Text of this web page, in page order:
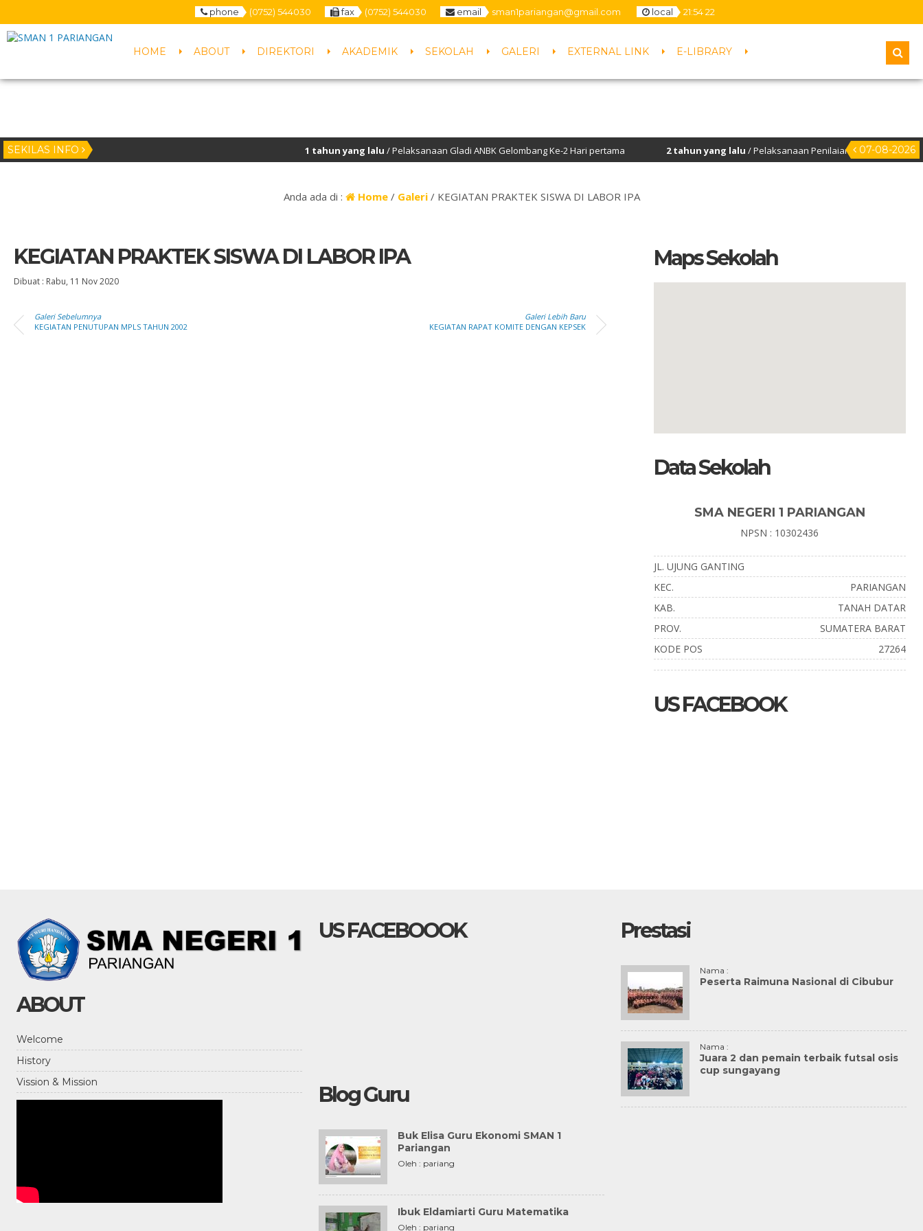
phone (0752) 544030 fax (0752) 544030 email sman1pariangan@gmail.com local 21:54 22
HOME ABOUT DIREKTORI AKADEMIK SEKOLAH GALERI EXTERNAL LINK E-LIBRARY
SEKILAS INFO 07-08-2026
1 tahun yang lalu/ Pelaksanaan Gladi ANBK Gelombang Ke-2 Hari pertama 2 tahun yang lalu/ Pelaksanaan Penilaian Kinerja Kepala
Anda ada di : Home/ Galeri/ KEGIATAN PRAKTEK SISWA DI LABOR IPA
KEGIATAN PRAKTEK SISWA DI LABOR IPA
Dibuat : Rabu, 11 Nov 2020
Galeri Sebelumnya
KEGIATAN PENUTUPAN MPLS TAHUN 2002
Galeri Lebih Baru
KEGIATAN RAPAT KOMITE DENGAN KEPSEK
Maps Sekolah
Data Sekolah
SMA NEGERI 1 PARIANGAN
NPSN : 10302436
JL. UJUNG GANTING
KEC.
PARIANGAN
KAB.
TANAH DATAR
PROV.
SUMATERA BARAT
KODE POS
27264
US FACEBOOK
ABOUT
Welcome
History
Vission & Mission
US FACEBOOOK
Blog Guru
Buk Elisa Guru Ekonomi SMAN 1
Pariangan
Oleh : pariang
Ibuk Eldamiarti Guru Matematika
Oleh : pariang
Prestasi
Nama :
Peserta Raimuna Nasional di Cibubur
Nama :
Juara 2 dan pemain terbaik futsal osis
cup sungayang